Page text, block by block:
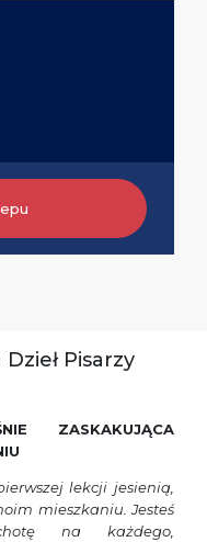
Pisarzy
ZASKAKUJĄCA
lekcji jesienią,
mieszkaniu. Jesteś
na każdego,